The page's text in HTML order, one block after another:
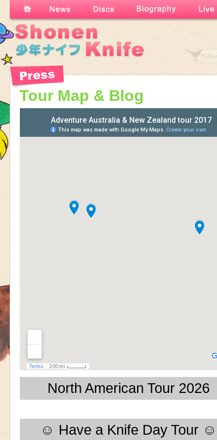
Tour Map & Blog
North American Tour 2026
☺ Have a Knife Day Tour ☺